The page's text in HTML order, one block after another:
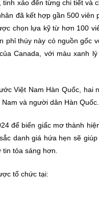
xảo đến từng chi tiết và
đã kết hợp gần 500 viên
chọn lựa kỹ từ hơn 100
thúy này có nguồn gốc
Canada, với màu xanh
Việt Nam Hàn Quốc, hai
và người dân Hàn Quốc.
để biến giấc mơ thành
danh giá hứa hẹn sẽ
tỏa sáng hơn.
tổ chức tại: